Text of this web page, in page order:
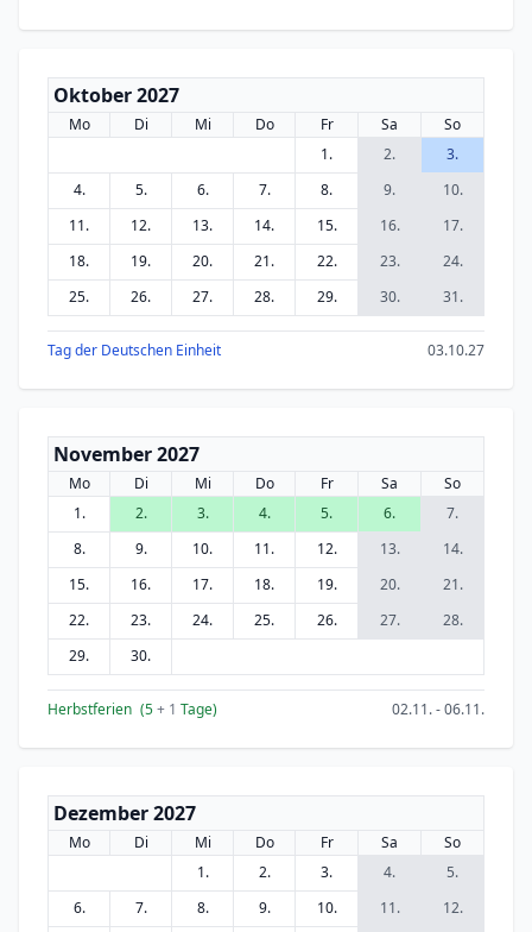
Oktober 2027
Mo Di Mi Do Fr Sa
So
1.
2.
3.
4.
5. 6. 7. 8. 9.
10.
11.
12. 13. 14. 15. 16.
17.
18.
19. 20. 21. 22. 23.
24.
25.
26. 27. 28. 29. 30. 31.
Tag der Deutschen Einheit 03.10.27
November 2027
Mo Di Mi Do Fr Sa
So
1.
2. 3. 4. 5. 6.
7.
8.
9. 10. 11. 12. 13.
14.
15.
16. 17. 18. 19. 20.
21.
22.
23. 24. 25. 26. 27.
28.
29.
30.
Herbstferien (5+ 1 Tage) 02.11. - 06.11.
Dezember 2027
Mo Di Mi Do Fr Sa
So
1.
2. 3. 4.
5.
6.
7. 8. 9. 10. 11.
12.